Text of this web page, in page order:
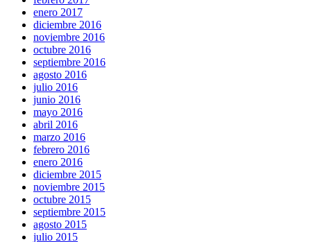
enero 2017
diciembre 2016
noviembre 2016
octubre 2016
septiembre 2016
agosto 2016
julio 2016
junio 2016
mayo 2016
abril 2016
marzo 2016
febrero 2016
enero 2016
diciembre 2015
noviembre 2015
octubre 2015
septiembre 2015
agosto 2015
julio 2015